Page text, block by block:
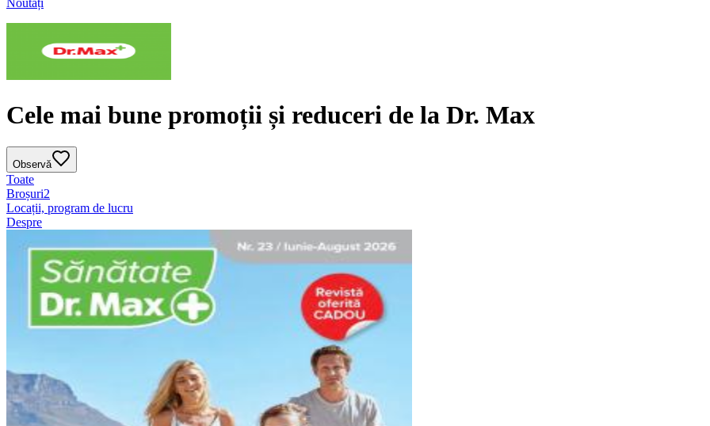
Noutăți
Cele mai bune promoții și reduceri de la Dr. Max
Observă
Toate
Broșuri2
Locații, program de lucru
Despre